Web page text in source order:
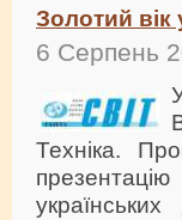
Золотий вік
6 Серпень
Техніка.